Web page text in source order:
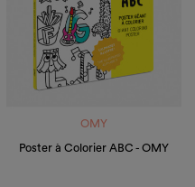
OMY
Poster à Colorier ABC - OMY